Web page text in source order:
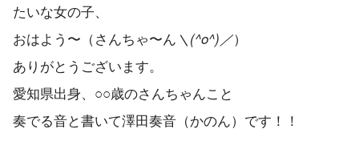
たいな女の子、
おはよう〜（さんちゃ〜ん ＼(^o^)／）
ありがとうございます。
愛知県出身、○○歳のさんちゃんこと
奏でる音と書いて澤田奏音（かのん）です！！